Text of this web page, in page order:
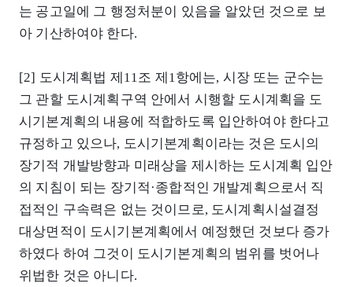
는 공고일에 그 행정처분이 있음을 알았던 것으로 보
아 기산하여야 한다.
[2] 도시계획법 제11조 제1항에는, 시장 또는 군수는
그 관할 도시계획구역 안에서 시행할 도시계획을 도
시기본계획의 내용에 적합하도록 입안하여야 한다고
규정하고 있으나, 도시기본계획이라는 것은 도시의
장기적 개발방향과 미래상을 제시하는 도시계획 입안
의 지침이 되는 장기적·종합적인 개발계획으로서 직
접적인 구속력은 없는 것이므로, 도시계획시설결정
대상면적이 도시기본계획에서 예정했던 것보다 증가
하였다 하여 그것이 도시기본계획의 범위를 벗어나
위법한 것은 아니다.